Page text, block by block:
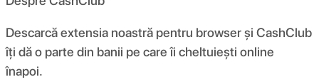
Descarcă extensia noastră pentru browser și CashClub
îți dă o parte din banii pe care îi cheltuiești online
înapoi.